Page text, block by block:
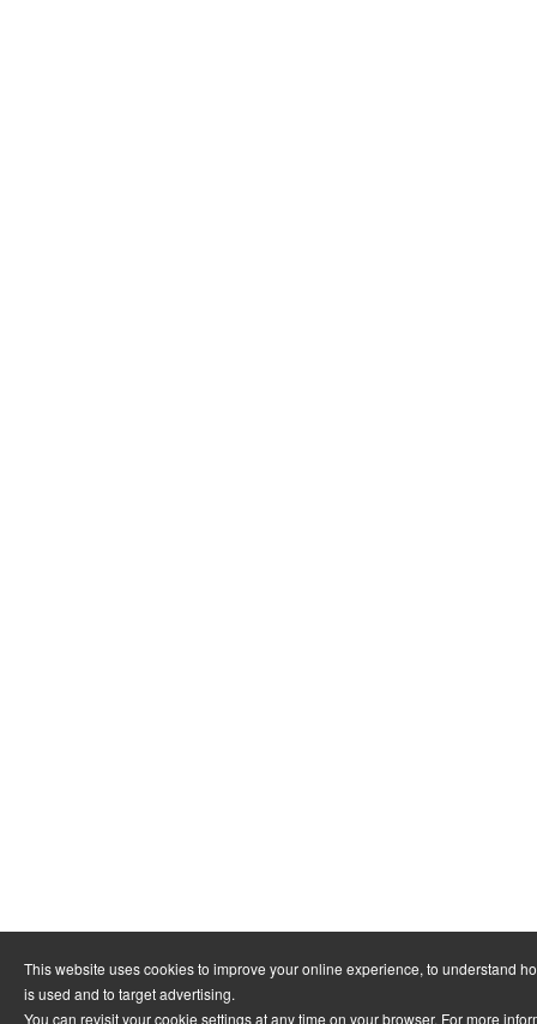
This website uses cookies to improve your online experience, to understand
is used and to target advertising.
You can revisit your cookie settings at any time on your browser. For more